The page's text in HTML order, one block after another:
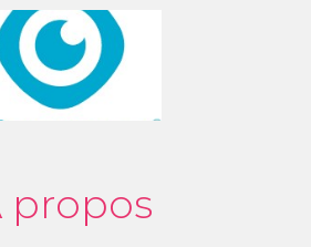
propos